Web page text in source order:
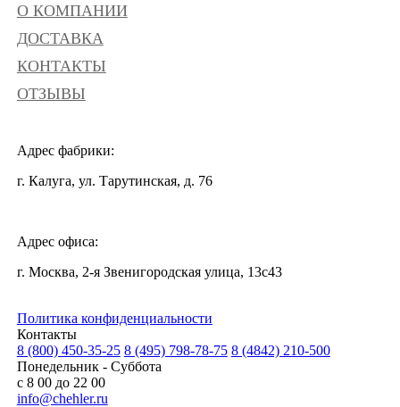
О КОМПАНИИ
ДОСТАВКА
КОНТАКТЫ
ОТЗЫВЫ
Адрес фабрики:
г. Калуга, ул. Тарутинская, д. 76
Адрес офиса:
г. Москва, 2-я Звенигородская улица, 13с43
Политика конфиденциальности
Контакты
8 (800) 450-35-25 8 (495) 798-78-75 8 (4842) 210-500
Понедельник - Суббота
с 8 00 до 22 00
info@chehler.ru